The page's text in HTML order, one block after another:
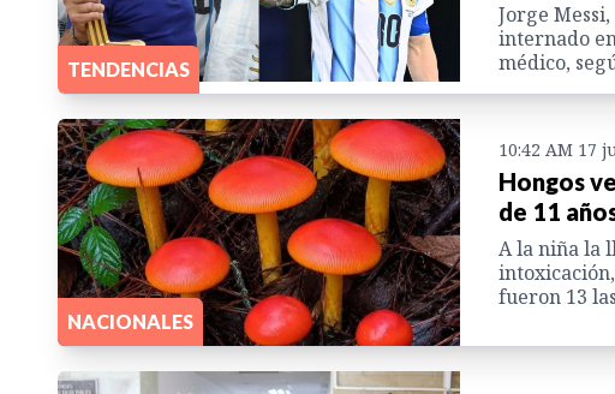
TENDENCIAS
Jorge
internado
médico,
NACIONALES
10:42 AM 17
Hongos
de 11
A la niña la
fueron 13